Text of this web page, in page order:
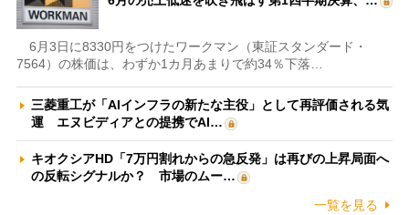
6月3日に8330円をつけたワークマン（東証スタンダード・
7564）の株価は、わずか1カ月あまりで約34％下落…
三菱重工が「AIインフラの新たな主役」として再評価される気
運 エヌビディアとの提携でAI…
キオクシアHD「7万円割れからの急反発」は再びの上昇局面へ
の反転シグナルか？ 市場のムー…
一覧を見る